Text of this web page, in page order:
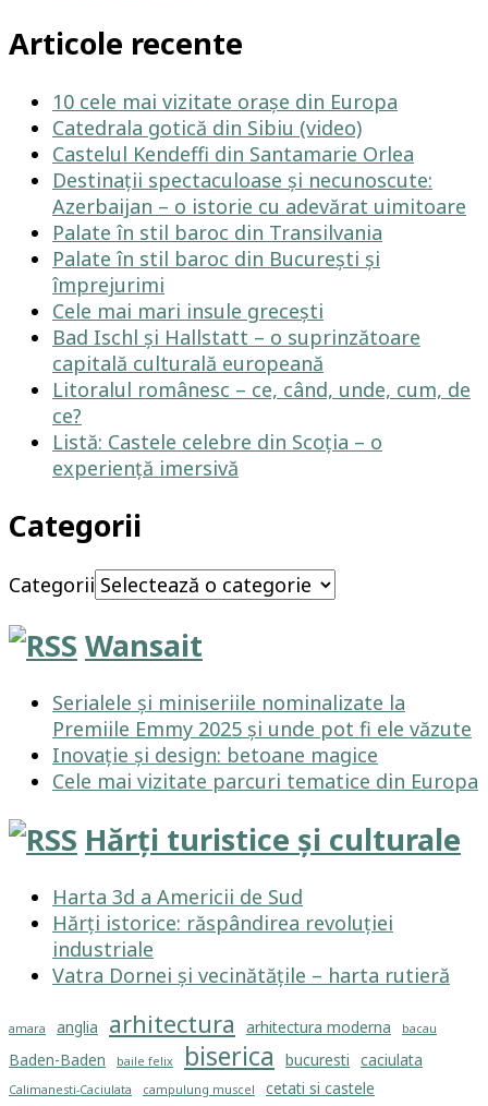
Articole recente
10 cele mai vizitate orașe din Europa
Catedrala gotică din Sibiu (video)
Castelul Kendeffi din Santamarie Orlea
Destinații spectaculoase și necunoscute:
Azerbaijan – o istorie cu adevărat uimitoare
Palate în stil baroc din Transilvania
Palate în stil baroc din București și
împrejurimi
Cele mai mari insule grecești
Bad Ischl și Hallstatt – o suprinzătoare
capitală culturală europeană
Litoralul românesc – ce, când, unde, cum, de
ce?
Listă: Castele celebre din Scoția – o
experiență imersivă
Categorii
Categorii
Wansait
Serialele și miniseriile nominalizate la
Premiile Emmy 2025 și unde pot fi ele văzute
Inovație și design: betoane magice
Cele mai vizitate parcuri tematice din Europa
Hărți turistice și culturale
Harta 3d a Americii de Sud
Hărți istorice: răspândirea revoluției
industriale
Vatra Dornei și vecinătățile – harta rutieră
amara anglia arhitectura arhitectura moderna bacau
Baden-Baden baile felix biserica bucuresti caciulata
Calimanesti-Caciulata campulung muscel
cetati si castele